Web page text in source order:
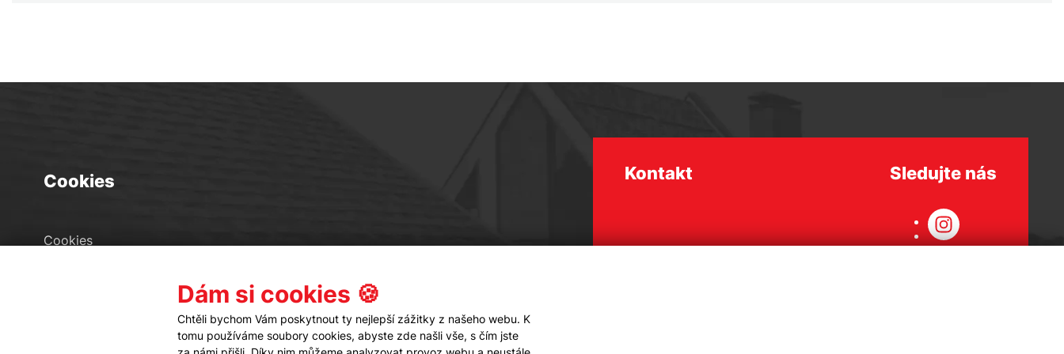
Cookies
Cookies
Kontakt Sledujte nás
Dám si cookies 🍪
Chtěli bychom Vám poskytnout ty nejlepší zážitky z našeho webu. K
tomu používáme soubory cookies, abyste zde našli vše, s čím jste